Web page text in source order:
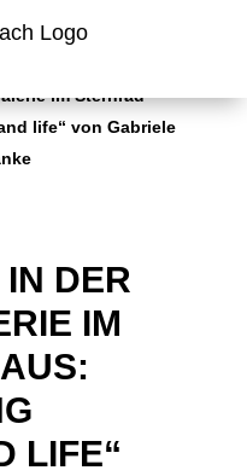
im Sternrad
life“ von Gabriele
DER
IM
LIFE“